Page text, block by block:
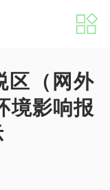
闻中心
建工作
区（网外
境影响报